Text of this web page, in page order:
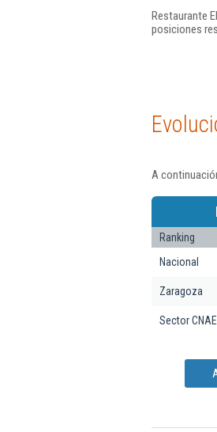
Restaurante
posiciones
A
Ranking
Nacional
Zaragoza
Sector